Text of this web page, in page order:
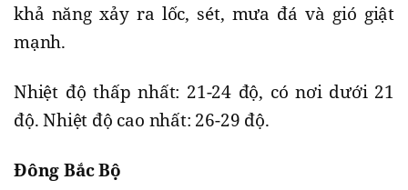
khả năng xảy ra lốc, sét, mưa đá và gió giật
mạnh.
Nhiệt độ thấp nhất: 21-24 độ, có nơi dưới 21
độ. Nhiệt độ cao nhất: 26-29 độ.
Đông Bắc Bộ